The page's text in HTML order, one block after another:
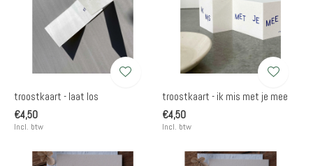
troostkaart - laat los
€4,50
Incl. btw
troostkaart - ik mis met je mee
€4,50
Incl. btw